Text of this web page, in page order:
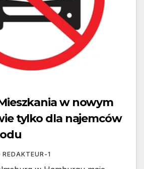
w nowym
tylko dla najemców
REDAKTEUR-1